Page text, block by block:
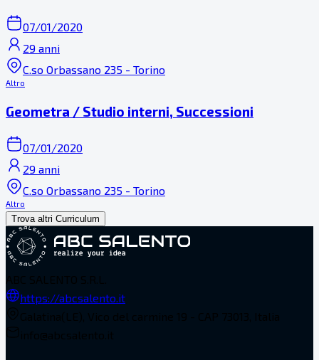
07/01/2020
29 anni
C.so Orbassano 235 - Torino
Altro
Geometra / Studio interni, Successioni
07/01/2020
29 anni
C.so Orbassano 235 - Torino
Altro
Trova altri Curriculum
https://abcsalento.it